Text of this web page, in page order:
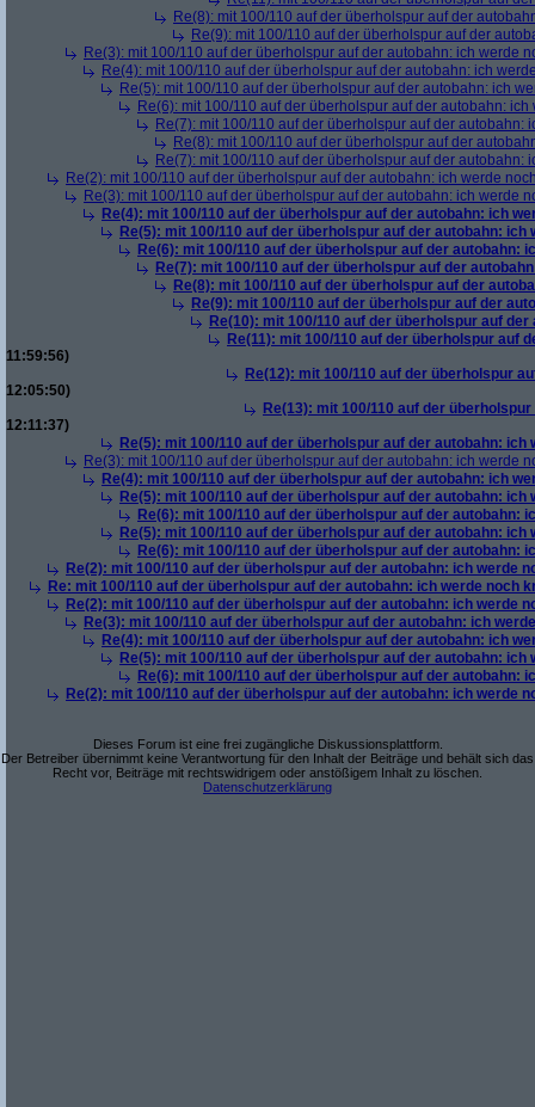
Re(8): mit 100/110 auf der überholspur auf der
Re(9): mit 100/110 auf der überholspur auf der
Re(3): mit 100/110 auf der überholspur auf der autobahn: ich werde
Re(4): mit 100/110 auf der überholspur auf der autobahn: ich
Re(5): mit 100/110 auf der überholspur auf der autobahn: ich
Re(6): mit 100/110 auf der überholspur auf der autobahn:
Re(7): mit 100/110 auf der überholspur auf der autobahn:
Re(8): mit 100/110 auf der überholspur auf der
Re(7): mit 100/110 auf der überholspur auf der autobahn:
Re(2): mit 100/110 auf der überholspur auf der autobahn: ich werde
Re(3): mit 100/110 auf der überholspur auf der autobahn: ich werde
Re(4): mit 100/110 auf der überholspur auf der autobahn: ich
Re(5): mit 100/110 auf der überholspur auf der autobahn: ich
Re(6): mit 100/110 auf der überholspur auf der autobahn:
Re(7): mit 100/110 auf der überholspur auf der
Re(8): mit 100/110 auf der überholspur auf der
Re(9): mit 100/110 auf der überholspur auf der
Re(10): mit 100/110 auf der überholspur auf
Re(11): mit 100/110 auf der überholspur auf
11:59:56)
Re(12): mit 100/110 auf der überholspur
12:05:50)
Re(13): mit 100/110 auf der
12:11:37)
Re(5): mit 100/110 auf der überholspur auf der autobahn: ich
Re(3): mit 100/110 auf der überholspur auf der autobahn: ich werde
Re(4): mit 100/110 auf der überholspur auf der autobahn: ich
Re(5): mit 100/110 auf der überholspur auf der autobahn: ich
Re(6): mit 100/110 auf der überholspur auf der autobahn:
Re(5): mit 100/110 auf der überholspur auf der autobahn: ich
Re(6): mit 100/110 auf der überholspur auf der autobahn:
Re(2): mit 100/110 auf der überholspur auf der autobahn: ich werde
Re: mit 100/110 auf der überholspur auf der autobahn: ich werde noch
Re(2): mit 100/110 auf der überholspur auf der autobahn: ich werde
Re(3): mit 100/110 auf der überholspur auf der autobahn: ich
Re(4): mit 100/110 auf der überholspur auf der autobahn: ich
Re(5): mit 100/110 auf der überholspur auf der autobahn: ich
Re(6): mit 100/110 auf der überholspur auf der autobahn:
Re(2): mit 100/110 auf der überholspur auf der autobahn: ich werde
Dieses Forum ist eine frei zugängliche Diskussionsplattform.
Der Betreiber übernimmt keine Verantwortung für den Inhalt der Beiträge und behält sich das
Recht vor, Beiträge mit rechtswidrigem oder anstößigem Inhalt zu löschen.
Datenschutzerklärung